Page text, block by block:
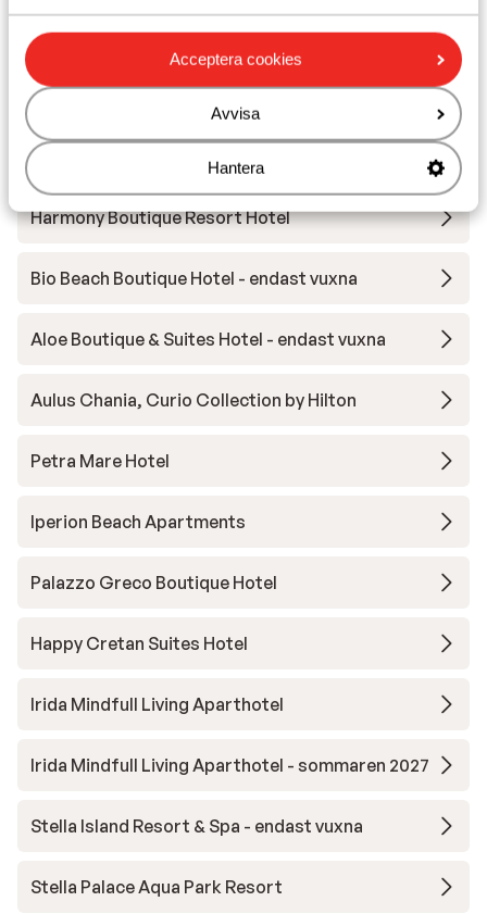
Acceptera cookies
Avvisa
Hantera
Andra boenden i Kreta
Apartments Elounda Colour
Alkionides Seaside Aparthotel
Harmony Boutique Resort Hotel
Bio Beach Boutique Hotel - endast vuxna
Aloe Boutique & Suites Hotel - endast vuxna
Aulus Chania, Curio Collection by Hilton
Petra Mare Hotel
Iperion Beach Apartments
Palazzo Greco Boutique Hotel
Happy Cretan Suites Hotel
Irida Mindfull Living Aparthotel
Irida Mindfull Living Aparthotel - sommaren 2027
Stella Island Resort & Spa - endast vuxna
Stella Palace Aqua Park Resort